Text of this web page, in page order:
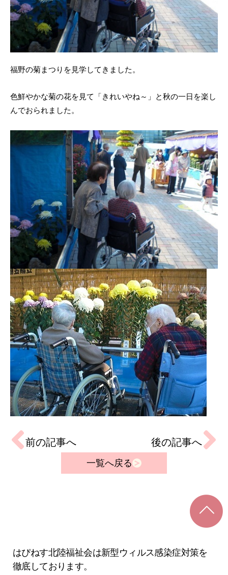
福野の菊まつりを見学してきました。
色鮮やかな菊の花を見て「きれいやね～」と秋の一日を楽し
んでおられました。
前の記事へ 後の記事へ
一覧へ戻る
はぴねす北陸福祉会は新型ウィルス感染症対策を
徹底しております。